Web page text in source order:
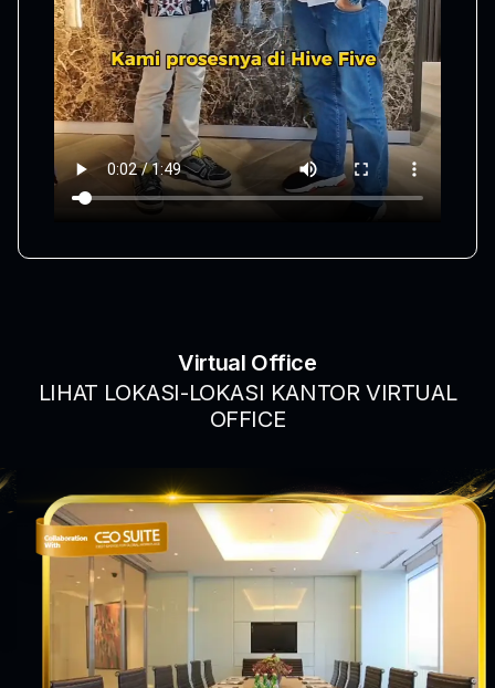
Virtual Office
LIHAT LOKASI-LOKASI KANTOR VIRTUAL
OFFICE